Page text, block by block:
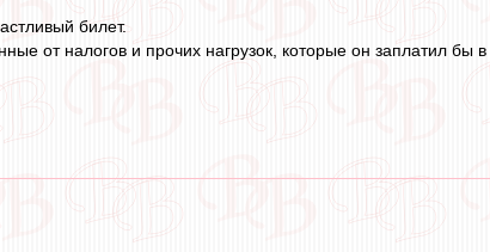
билет.
от налогов и прочих нагрузок, которые он заплатил бы в